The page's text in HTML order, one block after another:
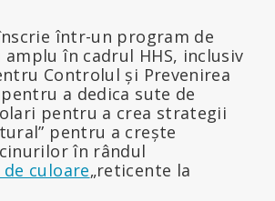
într-un program de
în cadrul HHS, inclusiv
Controlul și Prevenirea
pentru a dedica sute de
pentru a crea strategii
pentru a crește
în rândul
culoare„reticente la